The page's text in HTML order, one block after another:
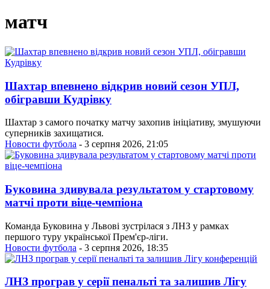
матч
Шахтар впевнено відкрив новий сезон УПЛ,
обігравши Кудрівку
Шахтар з самого початку матчу захопив ініціативу, змушуючи
суперників захищатися.
Новости футбола - 3 серпня 2026, 21:05
Буковина здивувала результатом у стартовому
матчі проти віце-чемпіона
Команда Буковина у Львові зустрілася з ЛНЗ у рамках
першого туру української Прем'єр-ліги.
Новости футбола - 3 серпня 2026, 18:35
ЛНЗ програв у серії пенальті та залишив Лігу